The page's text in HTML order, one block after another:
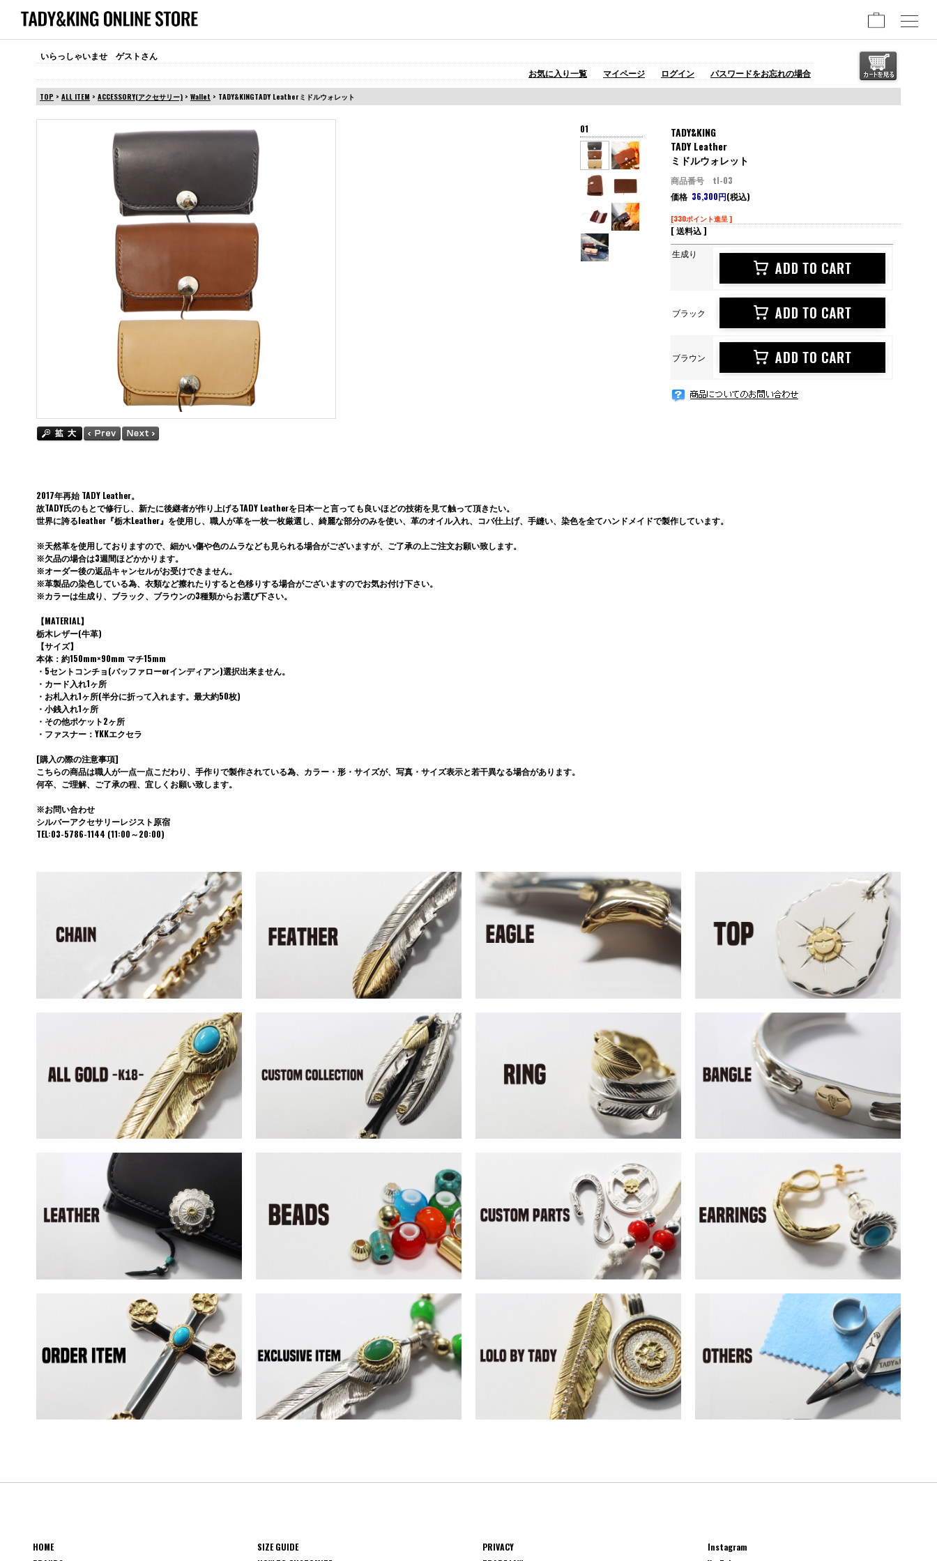
いらっしゃいませ ゲストさん
お気に入り一覧
マイページ ログイン パスワードをお忘れの場合
TOP > ALL ITEM > ACCESSORY(アクセサリー) > Wallet > TADY&KINGTADY Leatherミドルウォレット
TADY&KING
TADY Leather
ミドルウォレット
商品番号 tl-03
価格 36,300円(税込)
[330ポイント進呈 ]
[ 送料込 ]
生成り
ブラック
ブラウン
01
2017年再始 TADY Leather。
故TADY氏のもとで修行し、新たに後継者が作り上げるTADY Leatherを日本一と言っても良いほどの技術を見て触って頂きたい。
世界に誇るleather『栃木Leather』を使用し、職人が革を一枚一枚厳選し、綺麗な部分のみを使い、革のオイル入れ、コバ仕上げ、手縫い、染色を全てハンドメイドで製作しています。
※天然革を使用しておりますので、細かい傷や色のムラなども見られる場合がございますが、ご了承の上ご注文お願い致します。
※欠品の場合は3週間ほどかかります。
※オーダー後の返品キャンセルがお受けできません。
※革製品の染色している為、衣類など擦れたりすると色移りする場合がございますのでお気お付け下さい。
※カラーは生成り、ブラック、ブラウンの3種類からお選び下さい。
【MATERIAL】
栃木レザー(牛革)
【サイズ】
本体：約150mm×90mm マチ15mm
・5セントコンチョ(バッファローorインディアン)選択出来ません。
・カード入れ1ヶ所
・お札入れ1ヶ所(半分に折って入れます。最大約50枚)
・小銭入れ1ヶ所
・その他ポケット2ヶ所
・ファスナー：YKKエクセラ
[購入の際の注意事項]
こちらの商品は職人が一点一点こだわり、手作りで製作されている為、カラー・形・サイズが、写真・サイズ表示と若干異なる場合があります。
何卒、ご理解、ご了承の程、宜しくお願い致します。
※お問い合わせ
シルバーアクセサリーレジスト原宿
TEL:03-5786-1144 (11:00～20:00)
HOME
SIZE GUIDE
PRIVACY
Instagram